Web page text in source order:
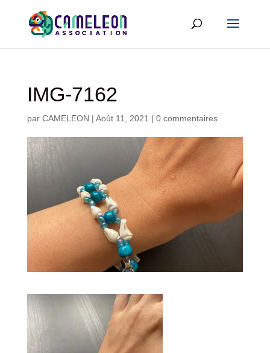
IMG-7162
par CAMELEON | Août 11, 2021 | 0 commentaires